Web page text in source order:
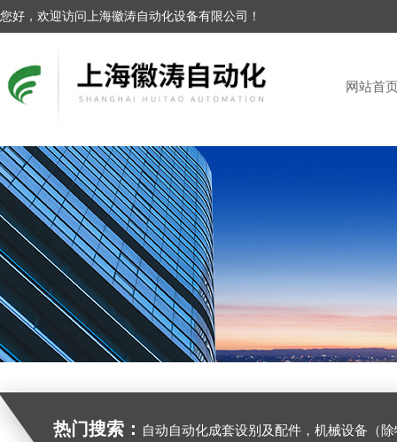
您好，欢迎访问上海徽涛自动化设备有限公司！
网站首
热门搜索： 自动自动化成套设别及配件，机械设备（除特种设备）及配件制造，加工（以上限分支机构经营），设计，批发，零售，模具，五金制品，工具加工（限分支机构经营），设计，批发，零售。五金交电，金属材料，金属制品，不锈钢制品，建筑材料，钢材，橡塑制品，环保设备，润滑剂，汽车配件，摩托车配件的批发，零售。（企业经营涉及行政许可的，凭许可证件经营）化成套设别及配件，机械设备（除特种设